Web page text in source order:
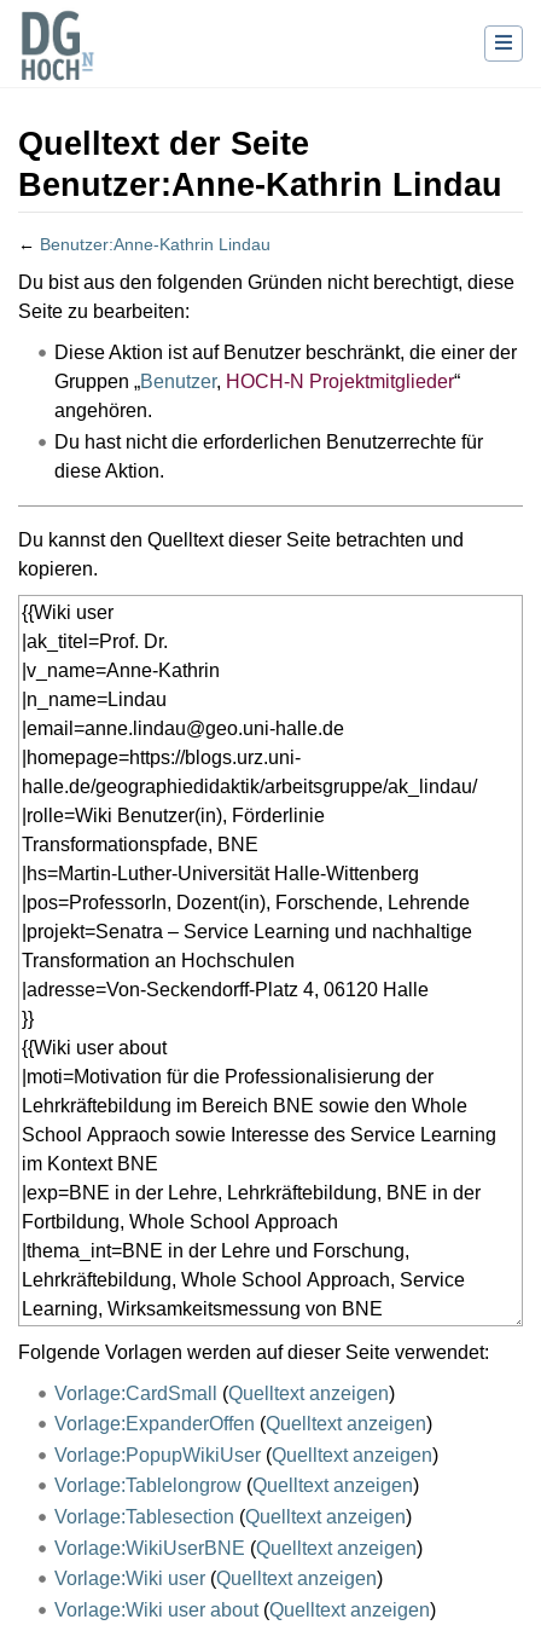
Quelltext der Seite
Benutzer:Anne-Kathrin Lindau
← Benutzer:Anne-Kathrin Lindau
Wechseln zu: Navigation Suche
Du bist aus den folgenden Gründen nicht berechtigt, diese
Seite zu bearbeiten:
Diese Aktion ist auf Benutzer beschränkt, die einer der
Gruppen „Benutzer, HOCH-N Projektmitglieder“
angehören.
Du hast nicht die erforderlichen Benutzerrechte für
diese Aktion.
Du kannst den Quelltext dieser Seite betrachten und
kopieren.
Folgende Vorlagen werden auf dieser Seite verwendet:
Vorlage:CardSmall
(Quelltext anzeigen)
Vorlage:ExpanderOffen (Quelltext anzeigen)
Vorlage:PopupWikiUser(Quelltext anzeigen)
Vorlage:Tablelongrow(Quelltext anzeigen)
Vorlage:Tablesection (Quelltext anzeigen)
Vorlage:WikiUserBNE (Quelltext anzeigen)
Vorlage:Wiki user(Quelltext anzeigen)
Vorlage:Wiki user about(Quelltext anzeigen)